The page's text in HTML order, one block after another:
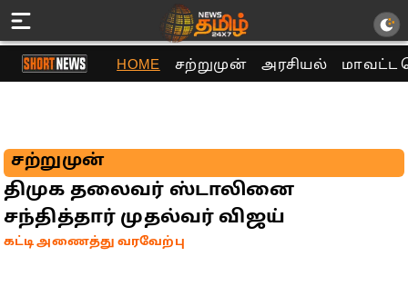
HOME சற்றுமுன் அரசியல் மாவட்ட
சற்றுமுன்
திமுக தலைவர் ஸ்டாலினை
சந்தித்தார் முதல்வர் விஜய்
கட்டி அணைத்து வரவேற்பு